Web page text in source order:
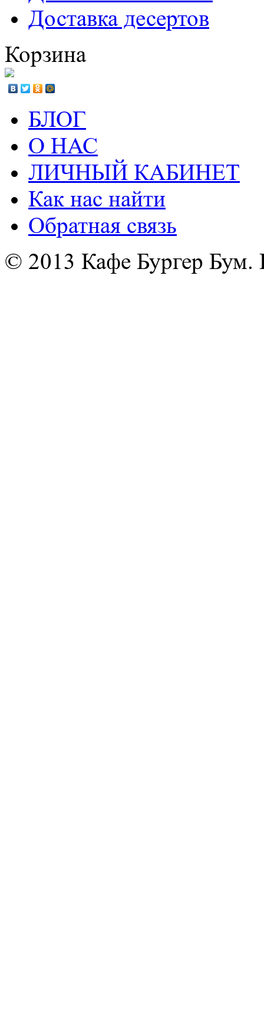
Доставка десертов
Корзина
БЛОГ
О НАС
ЛИЧНЫЙ КАБИНЕТ
Как нас найти
Обратная связь
© 2013 Кафе Бургер Бум.